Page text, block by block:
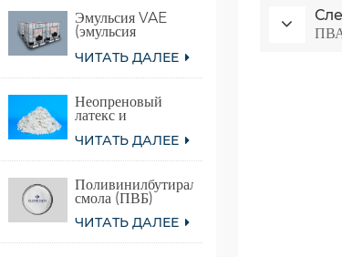
Эмульсия VAE
(эмульсия
винилацетата и
ЧИТАТЬ ДАЛЕЕ
Неопреновый
латекс и
хлоропреновый
каучук
ЧИТАТЬ ДАЛЕЕ
Поливинилбутиральная
смола (ПВБ)
ЧИТАТЬ ДАЛЕЕ